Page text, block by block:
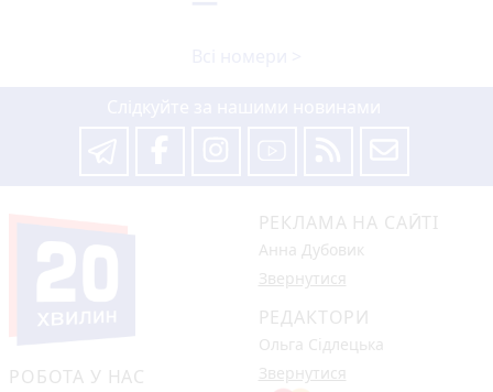
РОБОТА У НАС
РЕКЛАМА НА САЙТІ
Анна Дубовик
Звернутися
РЕДАКТОРИ
Ольга Сідлецька
Звернутися